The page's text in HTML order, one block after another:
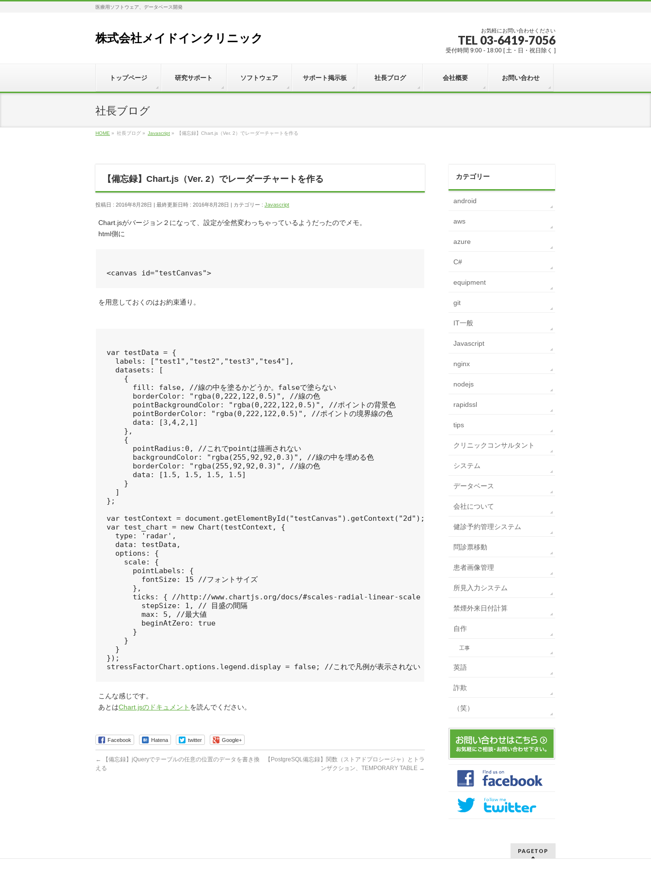
医療用ソフトウェア、データベース開発
株式会社メイドインクリニック
お気軽にお問い合わせください
TEL 03-6419-7056
受付時間 9:00 - 18:00 [ 土・日・祝日除く ]
トップページ 研究サポート ソフトウェア サポート掲示板 社長ブログ 会社概要 お問い合わせ
社長ブログ
HOME » 社長ブログ » Javascript » 【備忘録】Chart.js（Ver. 2）でレーダーチャートを作る
【備忘録】Chart.js（Ver. 2）でレーダーチャートを作る
投稿日 : 2016年8月28日 最終更新日時 : 2016年8月28日 カテゴリー : Javascript
Chart.jsがバージョン２になって、設定が全然変わっちゃっているようだったのでメモ。
html側に
を用意しておくのはお約束通り。
var testData = {
  labels: ["test1","test2","test3","tes4"],
  datasets: [
    {
      fill: false, //線の中を塗るかどうか。falseで塗らない
      borderColor: "rgba(0,222,122,0.5)", //線の色
      pointBackgroundColor: "rgba(0,222,122,0.5)", //ポイントの背景色
      pointBorderColor: "rgba(0,222,122,0.5)", //ポイントの境界線の色
      data: [3,4,2,1]
    },
    {
      pointRadius:0, //これでpointは描画されない
      backgroundColor: "rgba(255,92,92,0.3)", //線の中を埋める色
      borderColor: "rgba(255,92,92,0.3)", //線の色
      data: [1.5, 1.5, 1.5, 1.5]
    }
  ]
};
var testContext = document.getElementById("testCanvas").getContext("2d");
var test_chart = new Chart(testContext, {
  type: 'radar',
  data: testData,
  options: {
    scale: {
      pointLabels: {
        fontSize: 15 //フォントサイズ
      },
      ticks: { //http://www.chartjs.org/docs/#scales-radial-linear-scale
        stepSize: 1, // 目盛の間隔
        max: 5, //最大値
        beginAtZero: true
      }
    }
  }
});
こんな感じです。
あとはChart.jsのドキュメント を読んでください。
Facebook Hatena twitter Google+
←
【備忘録】jQueryでテーブルの任意の位置のデータを書き換
える
【PostgreSQL備忘録】関数（ストアドプロシージャ）とトラ
ンザクション、TEMPORARY TABLE →
カテゴリー
android
aws
azure
C#
equipment
git
IT一般
Javascript
nginx
nodejs
rapidssl
tips
クリニックコンサルタント
システム
データベース
会社について
健診予約管理システム
問診票移動
患者画像管理
所見入力システム
禁煙外来日付計算
自作
工事
英語
詐欺
（笑）
PAGETOP